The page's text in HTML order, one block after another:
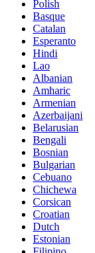
Polish
Basque
Catalan
Esperanto
Hindi
Lao
Albanian
Amharic
Armenian
Azerbaijani
Belarusian
Bengali
Bosnian
Bulgarian
Cebuano
Chichewa
Corsican
Croatian
Dutch
Estonian